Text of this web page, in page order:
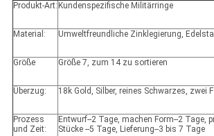
Produkt-Art: Kundenspezifische Militärringe
Material: Umweltfreundliche Zinklegierung,
Größe Größe 7, zum 14 zu sortieren
Überzug: 18k Gold, Silber, reines Schwarzes, zwei
Prozess
und Zeit:
Entwurf--2 Tage, machen Form--2 Tage,
Stücke --5 Tage, Lieferung--3 bis 7 Tage